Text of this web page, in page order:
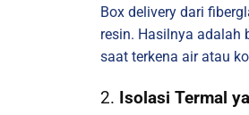
Box delivery dari
resin. Hasilnya adalah
saat terkena air atau
2. Isolasi Termal